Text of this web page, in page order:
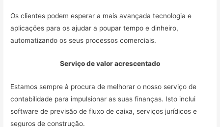
Os clientes podem esperar a mais avançada tecnologia e
aplicações para os ajudar a poupar tempo e dinheiro,
automatizando os seus processos comerciais.
Serviço de valor acrescentado
Estamos sempre à procura de melhorar o nosso serviço de
contabilidade para impulsionar as suas finanças. Isto inclui
software de previsão de fluxo de caixa, serviços jurídicos e
seguros de construção.